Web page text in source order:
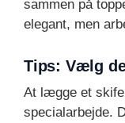
sammen på
elegant, men
Tips: Vælg
At lægge et
specialarbejde.